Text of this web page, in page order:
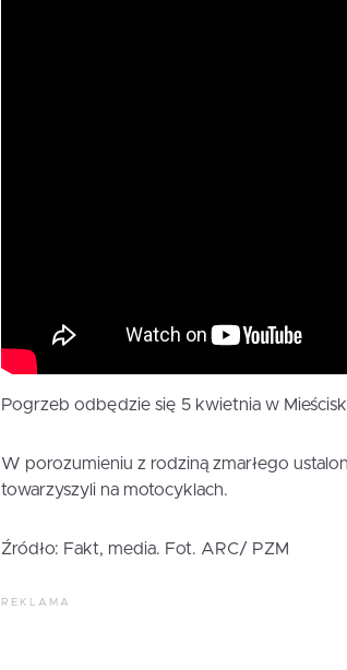
Pogrzeb odbędzie się 5 kwietnia w
W porozumieniu z rodziną zmarłego
towarzyszyli na motocyklach.
Źródło: Fakt, media. Fot. ARC/ PZM
REKLAMA